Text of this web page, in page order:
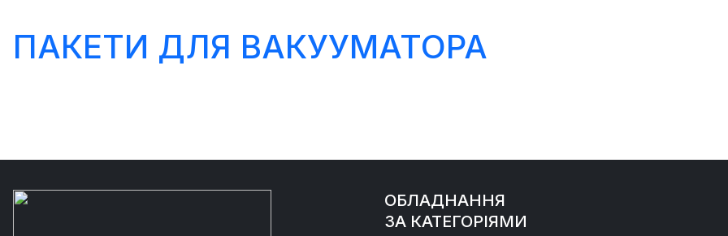
ПАКЕТИ ДЛЯ ВАКУУМАТОРА
ОБЛАДНАННЯ
ЗА КАТЕГОРІЯМИ